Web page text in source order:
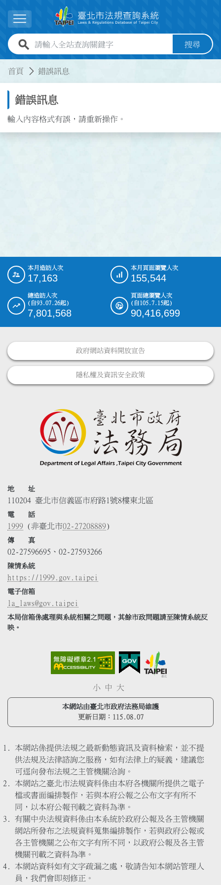
展開選單
全站查詢關鍵字欄位 搜尋
首頁 錯誤訊息
錯誤訊息
輸入內容格式有誤，請重新操作。
::: 本月造訪人次
17,163
本月頁面瀏覽人次
155,544
總造訪人次
(自93.07.26起)
7,801,568
頁面總瀏覽人次
(自105.7.15起)
90,416,699
政府網站資料開放宣告
隱私權及資訊安全政策
地 址
110204 臺北市信義區市府路1號8樓東北區
電 話
1999 (非臺北市02-27208889)
傳 真
02-27596695、02-27593266
陳情系統
https://1999.gov.taipei
電子信箱
la_laws@gov.taipei
本局信箱係處理與系統相關之問題，其餘市政問題請至陳情系統反
映。
小 中 大
本網站由臺北市政府法務局維護
更新日期： 115.08.07
本網站係提供法規之最新動態資訊及資料檢索，並不提
供法規及法律諮詢之服務，如有法律上的疑義，建議您
可逕向發布法規之主管機關洽詢。
本網站之臺北市法規資料係由本府各機關所提供之電子
檔或書面編排製作，若與本府公報之公布文字有所不
同，以本府公報刊載之資料為準。
有關中央法規資料係由本系統於政府公報及各主管機關
網站所發布之法規資料蒐集編排製作，若與政府公報或
各主管機關之公布文字有所不同，以政府公報及各主管
機關刊載之資料為準。
本網站資料如有文字疏漏之處，敬請告知本網站管理人
員，我們會即刻修正。